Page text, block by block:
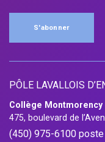
S'abonner
PÔLE LAVALLOIS
Collège Montmorency
475, boulevard de
(450) 975-6100